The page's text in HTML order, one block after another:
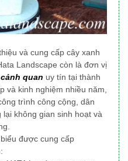
và cung cấp cây xanh
Landscape còn là đơn vị
quan uy tín tại thành
và kinh nghiệm nhiều năm,
trình công cộng, dân
không gian sinh hoạt và
được cung cấp